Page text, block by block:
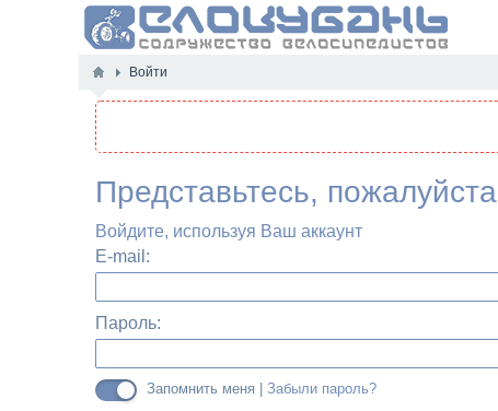
Войти
Представьтесь, пожалуйста
Войдите, используя Ваш аккаунт
E-mail:
Пароль:
Запомнить меня | Забыли пароль?